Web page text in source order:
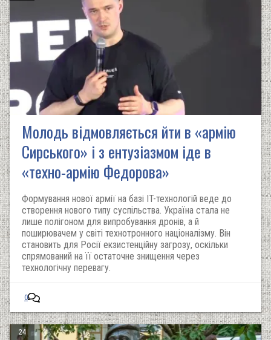
Молодь відмовляється йти в «армію
Сирського» і з ентузіазмом іде в
«техно-армію Федорова»
Формування нової армії на базі IT-технологій веде до
створення нового типу суспільства. Україна стала не
лише полігоном для випробування дронів, а й
поширювачем у світі технотронного націоналізму. Він
становить для Росії екзистенційну загрозу, оскільки
спрямований на її остаточне знищення через
технологічну перевагу.
0
24